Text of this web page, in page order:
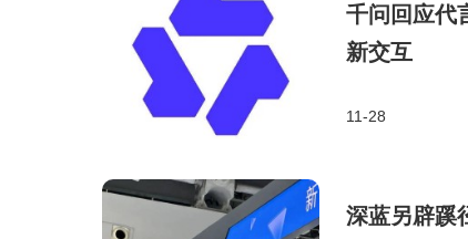
千问回应代
新交互
11-28
深蓝另辟蹊